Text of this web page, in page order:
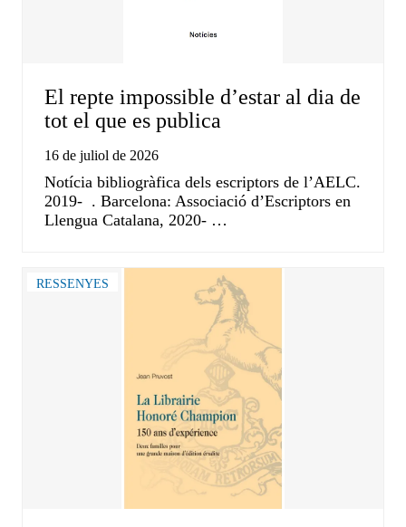
El repte impossible d’estar al dia de
tot el que es publica
16 de juliol de 2026
Notícia bibliogràfica dels escriptors de l’AELC.
2019- . Barcelona: Associació d’Escriptors en
Llengua Catalana, 2020- …
RESSENYES